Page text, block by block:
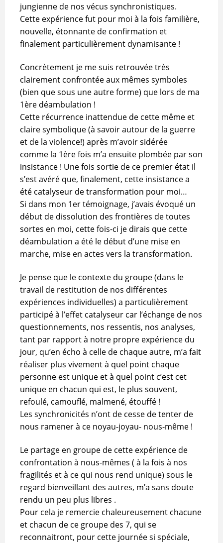
jungienne de nos vécus synchronistiques.
Cette expérience fut pour moi à la fois familière,
nouvelle, étonnante de confirmation et
finalement particulièrement dynamisante !
Concrètement je me suis retrouvée très
clairement confrontée aux mêmes symboles
(bien que sous une autre forme) que lors de ma
1ère déambulation !
Cette récurrence inattendue de cette même et
claire symbolique (à savoir autour de la guerre
et de la violence!) après m’avoir sidérée
comme la 1ère fois m’a ensuite plombée par son
insistance ! Une fois sortie de ce premier état il
s’est avéré que, finalement, cette insistance a
été catalyseur de transformation pour moi…
Si dans mon 1er témoignage, j’avais évoqué un
début de dissolution des frontières de toutes
sortes en moi, cette fois-ci je dirais que cette
déambulation a été le début d’une mise en
marche, mise en actes vers la transformation.
Je pense que le contexte du groupe (dans le
travail de restitution de nos différentes
expériences individuelles) a particulièrement
participé à l’effet catalyseur car l’échange de nos
questionnements, nos ressentis, nos analyses,
tant par rapport à notre propre expérience du
jour, qu’en écho à celle de chaque autre, m’a fait
réaliser plus vivement à quel point chaque
personne est unique et à quel point c’est cet
unique en chacun qui est, le plus souvent,
refoulé, camouflé, malmené, étouffé !
Les synchronicités n’ont de cesse de tenter de
nous ramener à ce noyau-joyau- nous-même !
Le partage en groupe de cette expérience de
confrontation à nous-mêmes ( à la fois à nos
fragilités et à ce qui nous rend unique) sous le
regard bienveillant des autres, m’a sans doute
rendu un peu plus libres .
Pour cela je remercie chaleureusement chacune
et chacun de ce groupe des 7, qui se
reconnaitront, pour cette journée si spéciale,